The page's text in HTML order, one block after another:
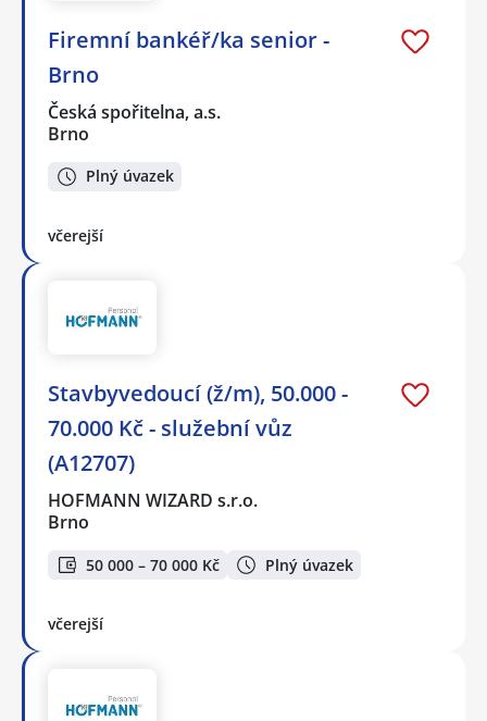
Firemní bankéř/ka senior -
Brno
Česká spořitelna, a.s.
Brno
Plný úvazek
včerejší
Stavbyvedoucí (ž/m), 50.000 -
70.000 Kč - služební vůz
(A12707)
HOFMANN WIZARD s.r.o.
Brno
50 000 – 70 000 Kč Plný úvazek
včerejší